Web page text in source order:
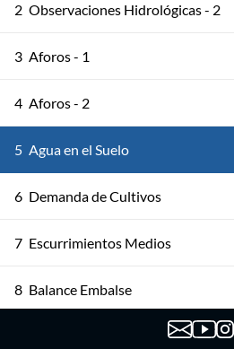
2 Observaciones Hidrológicas - 2
3 Aforos - 1
4 Aforos - 2
5 Agua en el Suelo
6 Demanda de Cultivos
7 Escurrimientos Medios
8 Balance Embalse
Modelación del Escurrimiento - 1